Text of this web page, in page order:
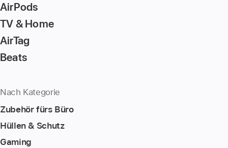
AirPods
TV & Home
AirTag
Beats
Nach Kategorie
Zubehör fürs Büro
Hüllen & Schutz
Gaming